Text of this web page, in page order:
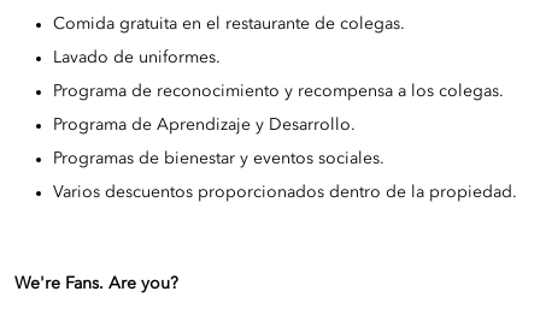
Comida gratuita en el restaurante de colegas.
Lavado de uniformes.
Programa de reconocimiento y recompensa a los colegas.
Programa de Aprendizaje y Desarrollo.
Programas de bienestar y eventos sociales.
Varios descuentos proporcionados dentro de la propiedad.
We're Fans. Are you?